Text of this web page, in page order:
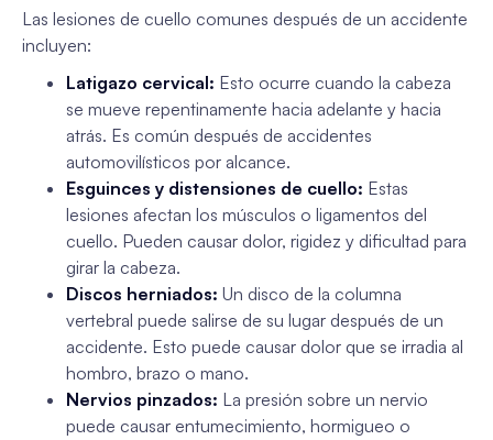
Las lesiones de cuello comunes después de un accidente
incluyen:
Latigazo cervical: Esto ocurre cuando la cabeza
se mueve repentinamente hacia adelante y hacia
atrás. Es común después de accidentes
automovilísticos por alcance.
Esguinces y distensiones de cuello: Estas
lesiones afectan los músculos o ligamentos del
cuello. Pueden causar dolor, rigidez y dificultad para
girar la cabeza.
Discos herniados: Un disco de la columna
vertebral puede salirse de su lugar después de un
accidente. Esto puede causar dolor que se irradia al
hombro, brazo o mano.
Nervios pinzados: La presión sobre un nervio
puede causar entumecimiento, hormigueo o